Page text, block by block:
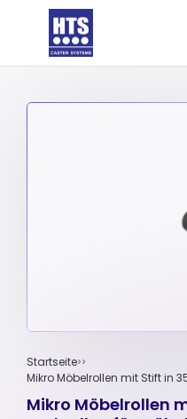
Startseite
Mikro Möbelrollen mit Stift in
Mikro Möbelrollen